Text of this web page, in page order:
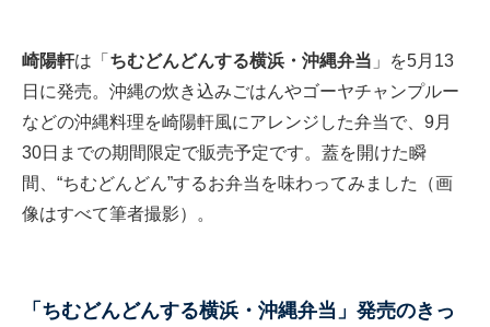
崎陽軒は「 ちむどんどんする横浜・沖縄弁当 」を5月13
日に発売。沖縄の炊き込みごはんやゴーヤチャンプルー
などの沖縄料理を崎陽軒風にアレンジした弁当で、9月
30日までの期間限定で販売予定です。蓋を開けた瞬
間、“ちむどんどん”するお弁当を味わってみました（画
像はすべて筆者撮影）。
「ちむどんどんする横浜・沖縄弁当」発売のきっ